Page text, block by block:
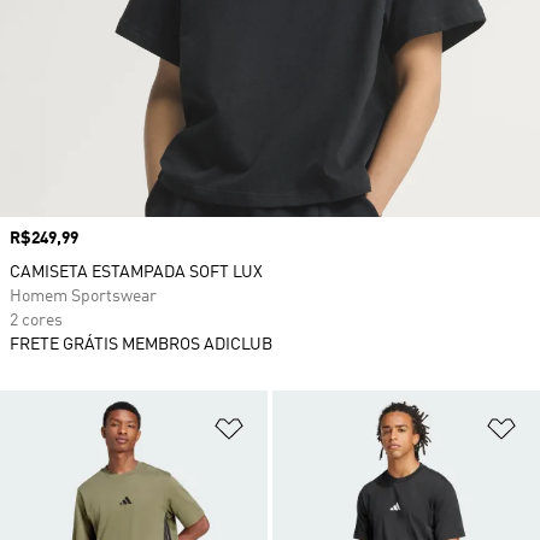
Adicionar à Lista de Desejos
Preço
R$249,99
CAMISETA ESTAMPADA SOFT LUX
Homem Sportswear
2 cores
FRETE GRÁTIS MEMBROS ADICLUB